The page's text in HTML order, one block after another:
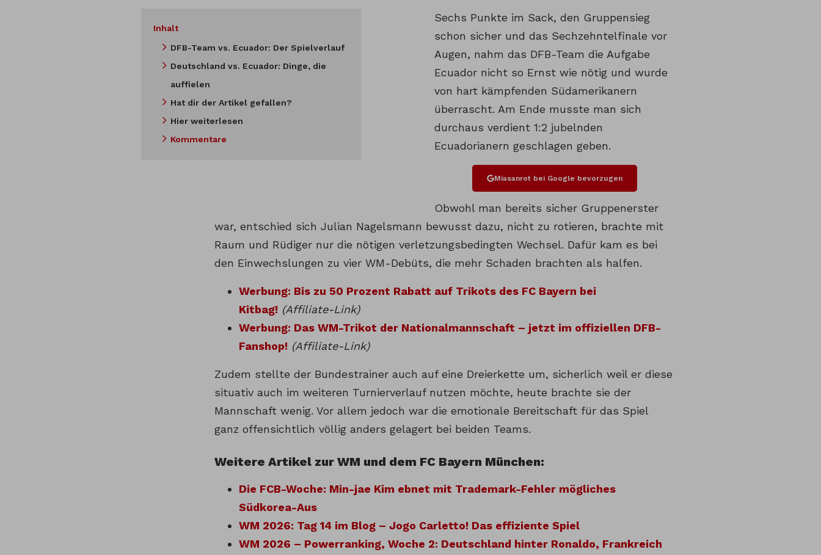
Inhalt
DFB-Team vs. Ecuador: Der Spielverlauf
Deutschland vs. Ecuador: Dinge, die
auffielen
Hat dir der Artikel gefallen?
Hier weiterlesen
Kommentare
Sechs Punkte im Sack, den Gruppensieg
schon sicher und das Sechzehntelfinale vor
Augen, nahm das DFB-Team die Aufgabe
Ecuador nicht so Ernst wie nötig und wurde
von hart kämpfenden Südamerikanern
überrascht. Am Ende musste man sich
durchaus verdient 1:2 jubelnden
Ecuadorianern geschlagen geben.
Miasanrot bei Google bevorzugen
Obwohl man bereits sicher Gruppenerster
war, entschied sich Julian Nagelsmann bewusst dazu, nicht zu rotieren, brachte mit
Raum und Rüdiger nur die nötigen verletzungsbedingten Wechsel. Dafür kam es bei
den Einwechslungen zu vier WM-Debüts, die mehr Schaden brachten als halfen.
Werbung: Bis zu 50 Prozent Rabatt auf Trikots des FC Bayern bei
Kitbag! (Affiliate-Link)
Werbung: Das WM-Trikot der Nationalmannschaft – jetzt im offiziellen DFB-
Fanshop! (Affiliate-Link)
Zudem stellte der Bundestrainer auch auf eine Dreierkette um, sicherlich weil er diese
situativ auch im weiteren Turnierverlauf nutzen möchte, heute brachte sie der
Mannschaft wenig. Vor allem jedoch war die emotionale Bereitschaft für das Spiel
ganz offensichtlich völlig anders gelagert bei beiden Teams.
Weitere Artikel zur WM und dem FC Bayern München:
Die FCB-Woche: Min-jae Kim ebnet mit Trademark-Fehler mögliches
Südkorea-Aus
WM 2026: Tag 14 im Blog – Jogo Carletto! Das effiziente Spiel
WM 2026 – Powerranking, Woche 2: Deutschland hinter Ronaldo, Frankreich